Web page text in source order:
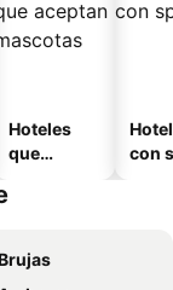
Hoteles
que
con